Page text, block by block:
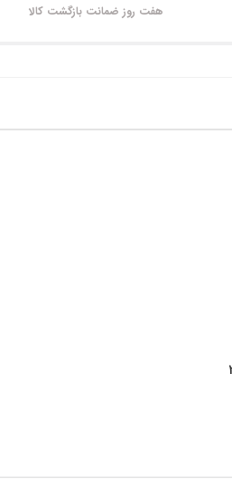
هفت روز ضمانت بازگشت کالا